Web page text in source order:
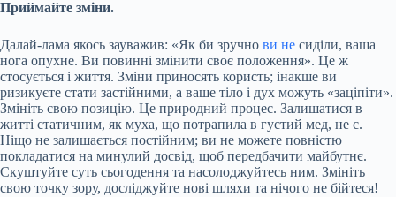
Приймайте зміни.
Далай-лама якось зауважив: «Як би зручно ви не сиділи, ваша
нога опухне. Ви повинні змінити своє положення». Це ж
стосується і життя. Зміни приносять користь; інакше ви
ризикуєте стати застійними, а ваше тіло і дух можуть «заціпіти».
Змініть свою позицію. Це природний процес. Залишатися в
житті статичним, як муха, що потрапила в густий мед, не є.
Ніщо не залишається постійним; ви не можете повністю
покладатися на минулий досвід, щоб передбачити майбутнє.
Скуштуйте суть сьогодення та насолоджуйтесь ним. Змініть
свою точку зору, досліджуйте нові шляхи та нічого не бійтеся!